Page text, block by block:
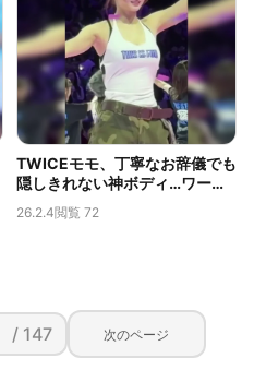
TWICEモモ、丁寧なお辞儀でも
隠しきれない神ボディ…ワール
ドツアーで捉えられた限界露出
の胸の谷間
26.2.4閲覧 72
/ 147 次のページ